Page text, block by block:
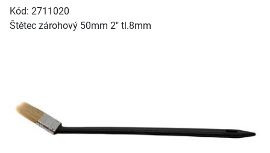
Kód: 2711020
Štětec zárohový 50mm 2" tl.8mm